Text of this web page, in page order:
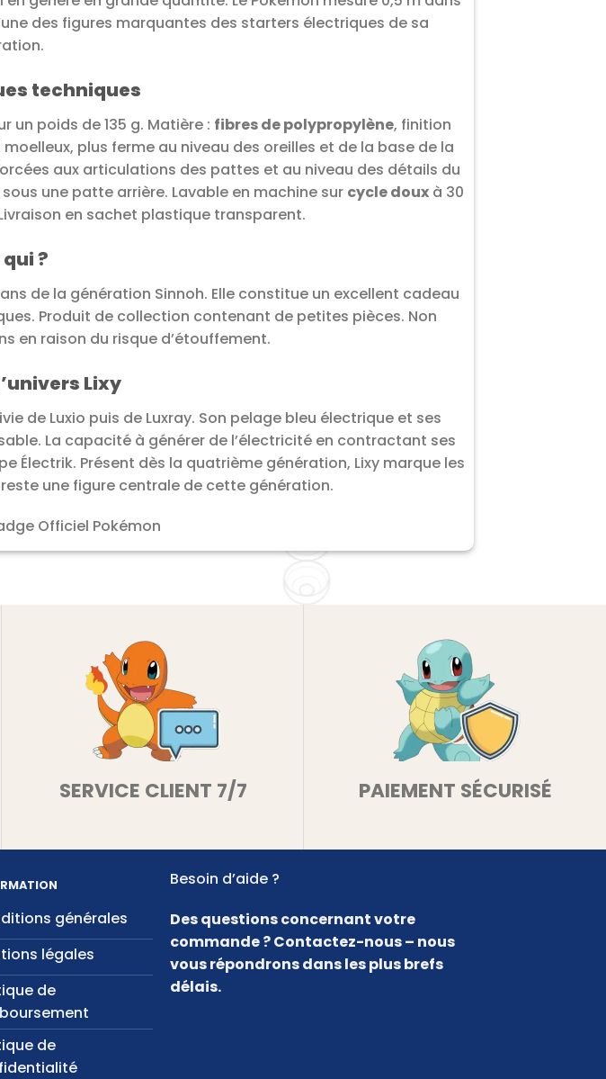
des figures marquantes des starters électriques de sa
techniques
un poids de 135 g. Matière : fibres de polypropylène, finition
plus ferme au niveau des oreilles et de la base de la
aux articulations des pattes et au niveau des détails du
une patte arrière. Lavable en machine sur cycle douxà 30
en sachet plastique transparent.
?
de la génération Sinnoh. Elle constitue un excellent cadeau
Produit de collection contenant de petites pièces. Non
en raison du risque d’étouffement.
Lixy
de Luxio puis de Luxray. Son pelage bleu électrique et ses
La capacité à générer de l’électricité en contractant ses
Électrik. Présent dès la quatrième génération, Lixy marque les
une figure centrale de cette génération.
Officiel Pokémon
SERVICE CLIENT 7/7 PAIEMENT SÉCURISÉ
générales
légales
de
de
Besoin d’aide ?
Des questions concernant votre
commande ? Contactez-nous – nous
vous répondrons dans les plus brefs
délais.